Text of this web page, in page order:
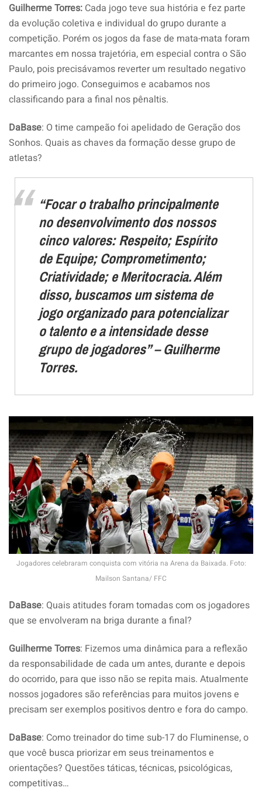
Guilherme Torres: Cada jogo teve sua história e fez parte
da evolução coletiva e individual do grupo durante a
competição. Porém os jogos da fase de mata-mata foram
marcantes em nossa trajetória, em especial contra o São
Paulo, pois precisávamos reverter um resultado negativo
do primeiro jogo. Conseguimos e acabamos nos
classificando para a final nos pênaltis.
DaBase: O time campeão foi apelidado de Geração dos
Sonhos. Quais as chaves da formação desse grupo de
atletas?
“Focar o trabalho principalmente
no desenvolvimento dos nossos
cinco valores: Respeito; Espírito
de Equipe; Comprometimento;
Criatividade; e Meritocracia. Além
disso, buscamos um sistema de
jogo organizado para potencializar
o talento e a intensidade desse
grupo de jogadores” – Guilherme
Torres.
Jogadores celebraram conquista com vitória na Arena da Baixada. Foto:
Mailson Santana/ FFC
DaBase: Quais atitudes foram tomadas com os jogadores
que se envolveram na briga durante a final?
Guilherme Torres: Fizemos uma dinâmica para a reflexão
da responsabilidade de cada um antes, durante e depois
do ocorrido, para que isso não se repita mais. Atualmente
nossos jogadores são referências para muitos jovens e
precisam ser exemplos positivos dentro e fora do campo.
DaBase: Como treinador do time sub-17 do Fluminense, o
que você busca priorizar em seus treinamentos e
orientações? Questões táticas, técnicas, psicológicas,
competitivas…